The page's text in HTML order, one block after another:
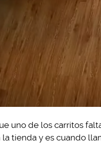
uno de los carritos
tienda y es cuando